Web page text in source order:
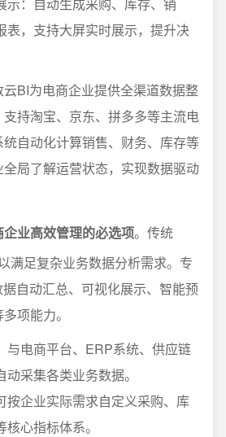
表，支持大屏实时展示，提升决
BI为电商企业提供全渠道数据整
持淘宝、京东、拼多多等主流电
自动化计算销售、财务、库存等
局了解运营状态，实现数据驱动
业高效管理的必选项。传统
满足复杂业务数据分析需求。专
自动汇总、可视化展示、智能预
项能力。
与电商平台、ERP系统、供应链
采集各类业务数据。
按企业实际需求自定义采购、库
心指标体系。